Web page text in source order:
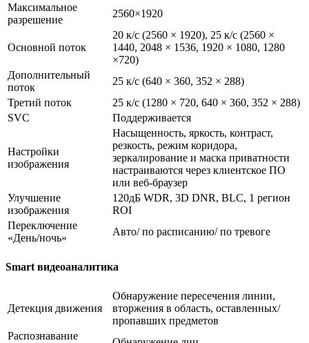
Максимальное
разрешение
2560×1920
Основной поток
20 к/с (2560 × 1920), 25 к/с (2560 ×
1440, 2048 × 1536, 1920 × 1080, 1280
×720)
Дополнительный
поток
25 к/с (640 × 360, 352 × 288)
Третий поток
25 к/с (1280 × 720, 640 × 360, 352 × 288)
SVC
Поддерживается
Настройки
изображения
Насыщенность, яркость, контраст,
резкость, режим коридора,
зеркалирование и маска приватности
настраиваются через клиентское ПО
или веб-браузер
Улучшение
изображения
120дБ WDR, 3D DNR, BLC, 1 регион
ROI
Переключение
«День/ночь»
Авто/ по расписанию/ по тревоге
Smart видеоаналитика
Детекция движения
Обнаружение пересечения линии,
вторжения в область, оставленных/
пропавших предметов
Распознавание